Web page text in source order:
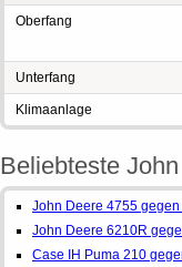
Oberfang
Unterfang
Klimaanlage
Beliebteste
John Deere 4755
John Deere 6210R
Case IH Puma 210